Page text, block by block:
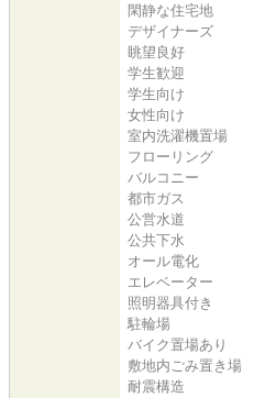
閑静な住宅地
デザイナーズ
眺望良好
学生歓迎
学生向け
女性向け
室内洗濯機置場
フローリング
バルコニー
都市ガス
公営水道
公共下水
オール電化
エレベーター
照明器具付き
駐輪場
バイク置場あり
敷地内ごみ置き場
耐震構造